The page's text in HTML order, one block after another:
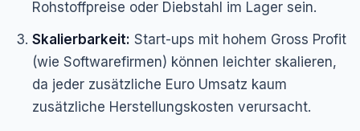
Rohstoffpreise oder Diebstahl im Lager sein.
Skalierbarkeit: Start-ups mit hohem Gross Profit
(wie Softwarefirmen) können leichter skalieren,
da jeder zusätzliche Euro Umsatz kaum
zusätzliche Herstellungskosten verursacht.